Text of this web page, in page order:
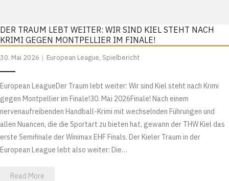
DER TRAUM LEBT WEITER: WIR SIND KIEL STEHT NACH
KRIMI GEGEN MONTPELLIER IM FINALE!
30. Mai 2026 European League, Spielbericht
European LeagueDer Traum lebt weiter: Wir sind Kiel steht nach Krimi
gegen Montpellier im Finale!30. Mai 2026Finale! Nach einem
nervenaufreibenden Handball-Krimi mit wechselnden Führungen und
allen Nuancen, die die Sportart zu bieten hat, gewann der THW Kiel das
erste Semifinale der Winimax EHF Finals. Der Kieler Traum in der
European League lebt also weiter: Die…
Read More